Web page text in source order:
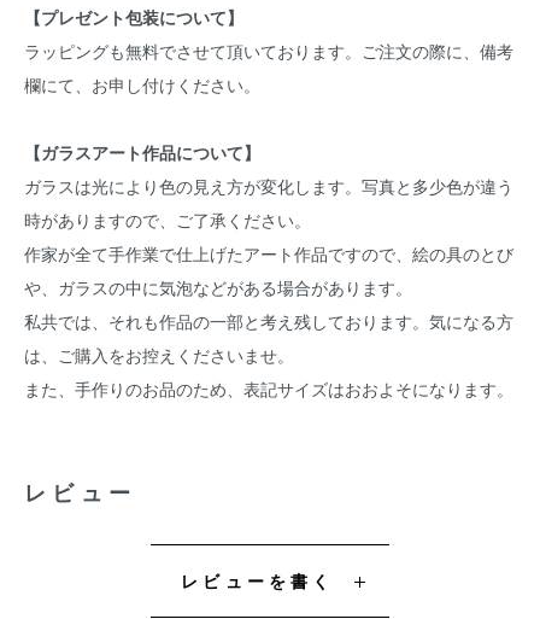
【プレゼント包装について】
ラッピングも無料でさせて頂いております。ご注文の際に、備考
欄にて、お申し付けください。
【ガラスアート作品について】
ガラスは光により色の見え方が変化します。写真と多少色が違う
時がありますので、ご了承ください。
作家が全て手作業で仕上げたアート作品ですので、絵の具のとび
や、ガラスの中に気泡などがある場合があります。
私共では、それも作品の一部と考え残しております。気になる方
は、ご購入をお控えくださいませ。
また、手作りのお品のため、表記サイズはおおよそになります。
レビュー
レビューを書く